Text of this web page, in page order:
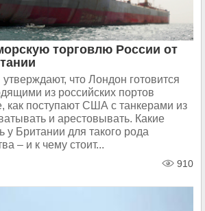
торговлю России от
что Лондон готовится
из российских портов
как поступают США с танкерами из
и арестовывать. Какие
у Британии для такого рода
– и к чему стоит...
910